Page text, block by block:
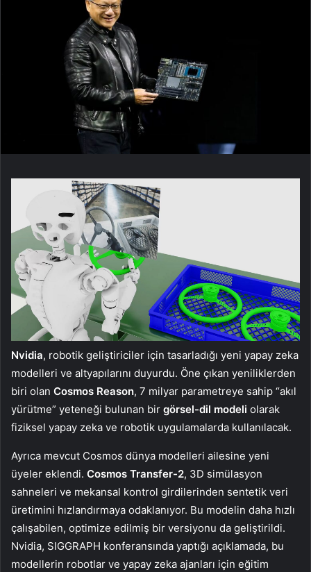
Nvidia, robotik geliştiriciler için tasarladığı yeni yapay zeka
modelleri ve altyapılarını duyurdu. Öne çıkan yeniliklerden
biri olan Cosmos Reason, 7 milyar parametreye sahip “akıl
yürütme” yeteneği bulunan bir görsel-dil modeli olarak
fiziksel yapay zeka ve robotik uygulamalarda kullanılacak.
Ayrıca mevcut Cosmos dünya modelleri ailesine yeni
üyeler eklendi. Cosmos Transfer-2, 3D simülasyon
sahneleri ve mekansal kontrol girdilerinden sentetik veri
üretimini hızlandırmaya odaklanıyor. Bu modelin daha hızlı
çalışabilen, optimize edilmiş bir versiyonu da geliştirildi.
Nvidia, SIGGRAPH konferansında yaptığı açıklamada, bu
modellerin robotlar ve yapay zeka ajanları için eğitim